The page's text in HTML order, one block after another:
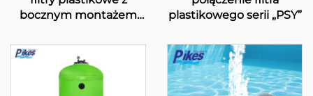
bocznym montażem
plastikowego serii „PSY”